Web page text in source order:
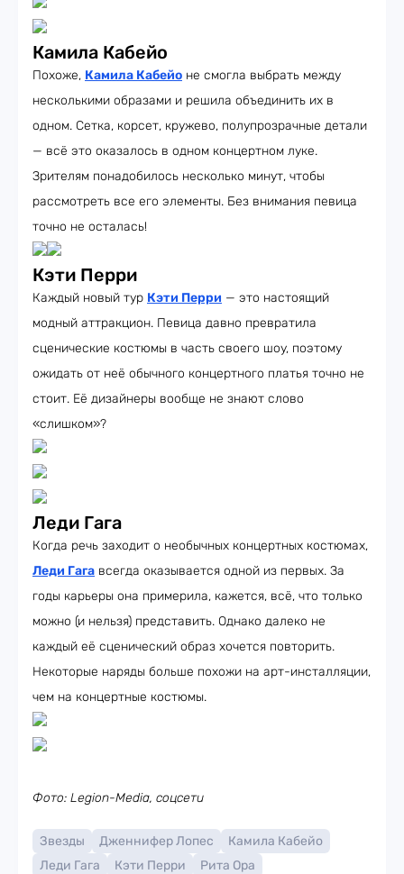
Камила Кабейо
Похоже, Камила Кабейо не смогла выбрать между
несколькими образами и решила объединить их в
одном. Сетка, корсет, кружево, полупрозрачные детали
— всё это оказалось в одном концертном луке.
Зрителям понадобилось несколько минут, чтобы
рассмотреть все его элементы. Без внимания певица
точно не осталась!
Кэти Перри
Каждый новый тур Кэти Перри — это настоящий
модный аттракцион. Певица давно превратила
сценические костюмы в часть своего шоу, поэтому
ожидать от неё обычного концертного платья точно не
стоит. Её дизайнеры вообще не знают слово
«слишком»?
Леди Гага
Когда речь заходит о необычных концертных костюмах,
Леди Гага всегда оказывается одной из первых. За
годы карьеры она примерила, кажется, всё, что только
можно (и нельзя) представить. Однако далеко не
каждый её сценический образ хочется повторить.
Некоторые наряды больше похожи на арт-инсталляции,
чем на концертные костюмы.
Фото: Legion-Media, соцсети
Звезды Дженнифер Лопес
Камила Кабейо
Леди Гага
Кэти Перри Рита Ора